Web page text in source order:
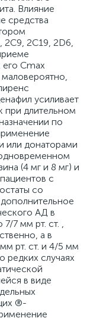
Влияние
средства
2С9, 2С19, 2D6,
Сmaх
усиливает
при длительном
по
или донаторами
(4 мг и 8 мг) и
с
со
АД в
7 мм рт. ст. ,
а в
рт. ст. и 4/5 мм
редких случаях
в виде
®-